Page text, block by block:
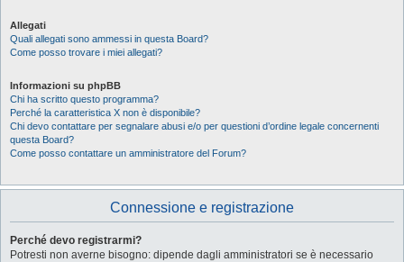
Allegati
Quali allegati sono ammessi in questa Board?
Come posso trovare i miei allegati?
Informazioni su phpBB
Chi ha scritto questo programma?
Perché la caratteristica X non è disponibile?
Chi devo contattare per segnalare abusi e/o per questioni d’ordine legale concernenti
questa Board?
Come posso contattare un amministratore del Forum?
Connessione e registrazione
Perché devo registrarmi?
Potresti non averne bisogno: dipende dagli amministratori se è necessario